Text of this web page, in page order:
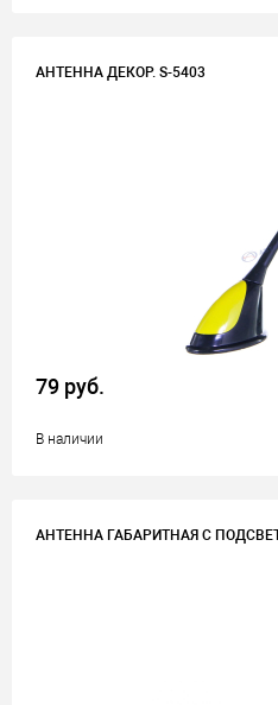
АНТЕННА ДЕКОР. S-5403
79 руб.
В наличии
АНТЕННА ГАБАРИТНАЯ С